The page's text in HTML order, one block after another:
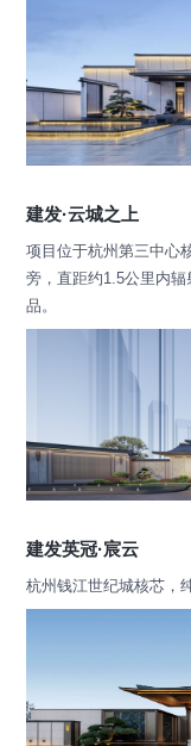
建发·云城之上
项目位于杭州第三中心
旁，直距约1.5公里内
品。
建发英冠·宸云
杭州钱江世纪城核芯，